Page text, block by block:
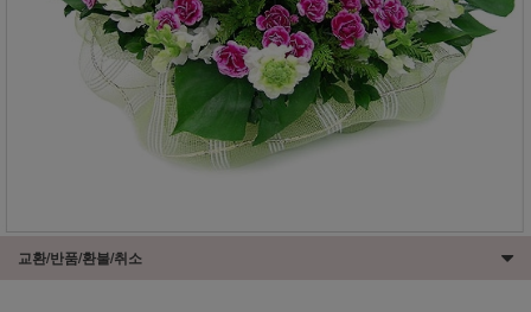
교환/반품/환불/취소